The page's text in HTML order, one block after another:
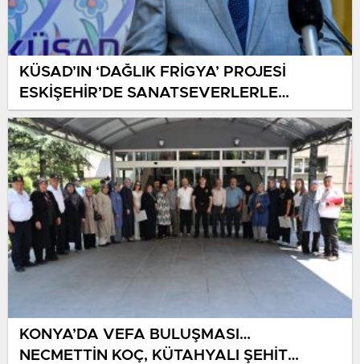
KÜSAD’IN ‘DAĞLIK FRİGYA’ PROJESİ
ESKİŞEHİR’DE SANATSEVERLERLE
BULUŞUYOR
KONYA’DA VEFA BULUŞMASI…
NECMETTİN KOÇ, KÜTAHYALI ŞEHİT